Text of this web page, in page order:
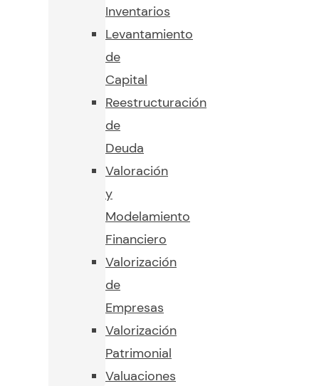
Inventarios
Levantamiento
de
Capital
Reestructuración
de
Deuda
Valoración
y
Modelamiento
Financiero
Valorización
de
Empresas
Valorización
Patrimonial
Valuaciones